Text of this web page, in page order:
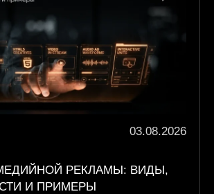
03.08.2026
РЕКЛАМЫ: ВИДЫ,
И ПРИМЕРЫ